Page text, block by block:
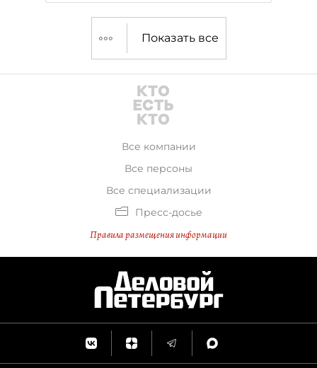
Показать все
Все компании
Все персоны
Все специализации
Пресс-досье
Правила размещения информации